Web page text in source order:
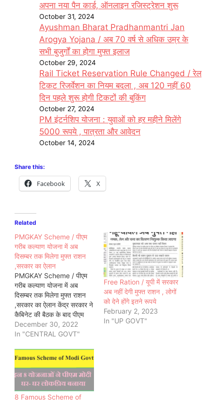
अपना नया पैन कार्ड, ऑनलाइन रजिस्ट्रेशन शुरू
October 31, 2024
Ayushman Bharat Pradhanmantri Jan
Arogya Yojana / अब 70 वर्ष से अधिक उम्र के
सभी बुजुर्गों का होगा मुफ्त इलाज
October 29, 2024
Rail Ticket Reservation Rule Changed / रेल
टिकट रिजर्वेशन का नियम बदला , अब 120 नहीं 60
दिन पहले शुरू होगी टिकटों की बुकिंग
October 27, 2024
PM इंटर्नशिप योजना : युवाओं को हर महीने मिलेंगे
5000 रूपये , पात्रता और आवेदन
October 14, 2024
Share this:
Facebook X
Related
PMGKAY Scheme / पीएम
गरीब कल्याण योजना में अब
दिसम्बर तक मिलेगा मुफ्त राशन
,सरकार का ऐलान
PMGKAY Scheme / पीएम
गरीब कल्याण योजना में अब
दिसम्बर तक मिलेगा मुफ्त राशन
,सरकार का ऐलान केंद्र सरकार ने
कैबिनेट की बैठक के बाद पीएम
गरीब कल्याण योजना को 3 महीने
तक बढ़ाने का फैसला किया है |
December 30, 2022
In "CENTRAL GOVT"
Free Ration / यूपी में सरकार
अब नहीं देगी मुफ्त राशन , लोगों
को देने होंगे इतने रूपये
February 2, 2023
In "UP GOVT"
8 Famous Scheme of